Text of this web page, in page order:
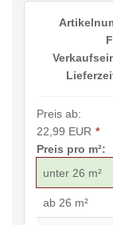
Preis ab:
22,99 EUR *
Preis pro m²:
unter 26 m²
ab 26 m²